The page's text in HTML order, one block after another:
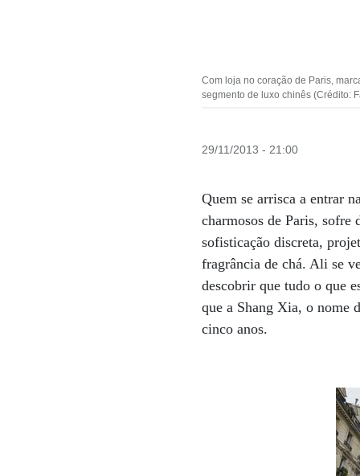
Com loja no coração de Paris,
segmento de luxo chinês (Crédito:
29/11/2013 - 21:00
Quem se arrisca a entrar
charmosos de Paris, sofre
sofisticação discreta,
fragrância de chá. Ali se
descobrir que tudo o que
que a Shang Xia, o nome
cinco anos.